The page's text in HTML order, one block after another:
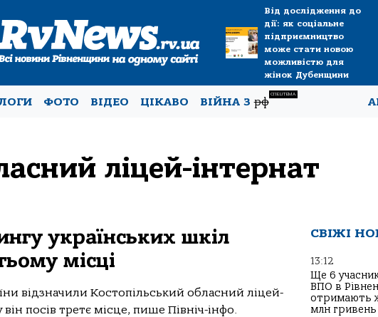
Від дослідження до
дії: як соціальне
підприємництво
може стати новою
можливістю для
жінок Дубенщини
ФОТО ВІДЕО ЦІКАВО ВІЙНА Зрф
СПЕЦТЕМА
ліцей-інтернат
українських шкіл
місці
відзначили Костопільський обласний ліцей-
посів третє місце, пише Північ-інфо.
СВІЖІ
13:12
Ще 6
ВПО в
отримають
млн гривень